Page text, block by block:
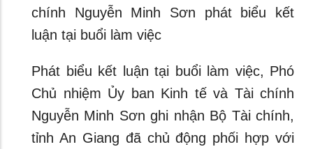
chính Nguyễn Minh Sơn phát biểu kết
luận tại buổi làm việc
Phát biểu kết luận tại buổi làm việc, Phó
Chủ nhiệm Ủy ban Kinh tế và Tài chính
Nguyễn Minh Sơn ghi nhận Bộ Tài chính,
tỉnh An Giang đã chủ động phối hợp với